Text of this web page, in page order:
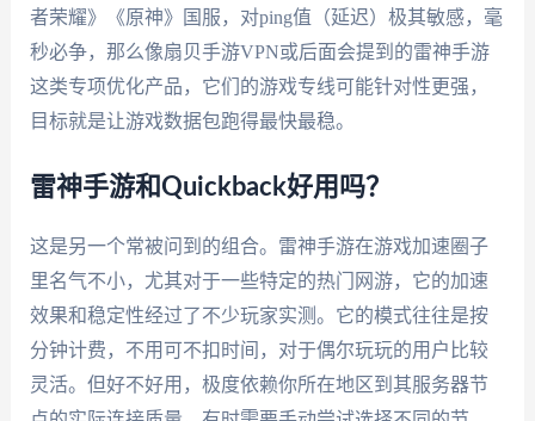
者荣耀》《原神》国服，对ping值（延迟）极其敏感，毫
秒必争，那么像扇贝手游VPN或后面会提到的雷神手游
这类专项优化产品，它们的游戏专线可能针对性更强，
目标就是让游戏数据包跑得最快最稳。
雷神手游和Quickback好用吗？
这是另一个常被问到的组合。雷神手游在游戏加速圈子
里名气不小，尤其对于一些特定的热门网游，它的加速
效果和稳定性经过了不少玩家实测。它的模式往往是按
分钟计费，不用可不扣时间，对于偶尔玩玩的用户比较
灵活。但好不好用，极度依赖你所在地区到其服务器节